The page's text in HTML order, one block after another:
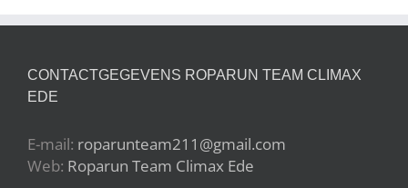
CONTACTGEGEVENS ROPARUN TEAM CLIMAX
EDE
E-mail: roparunteam211@gmail.com
Web: Roparun Team Climax Ede